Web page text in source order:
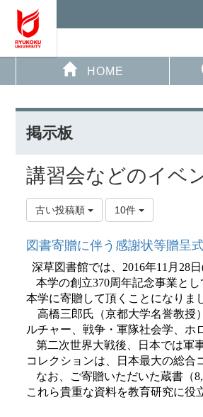
HOME
掲示板
講習会などのイベ
古い投稿順 10件
図書寄贈に伴う感謝状等贈呈
深草図書館では、 2016年11 月 28日
本学の創立370周年記念事業とし
本学に寄贈して頂くことになりま
高橋三郎氏（京都大学名誉教授
ルチャー、戦争・軍隊社会学、ホ
第二次世界大戦後、日本では軍
コレクションは、日本最大の総合
なお、ご寄贈いただいた蔵書（
これら貴重な資料を教育研究に役